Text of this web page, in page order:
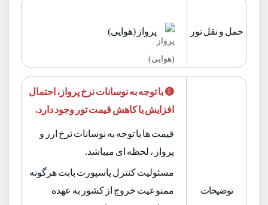
حمل و نقل تور پرواز (هوایی)
توضیحات
🔴 با توجه به نوسانات نرخ پرواز، احتمال
افزایش یا کاهش قیمت تور وجود دارد.
قیمت ها با توجه به نوسانات نرخ ارز و
پرواز ، لحظه ای میباشد.
مسئولیت کنترل پاسپورت بابت هرگونه
ممنوعیت خروج از کشور به عهده